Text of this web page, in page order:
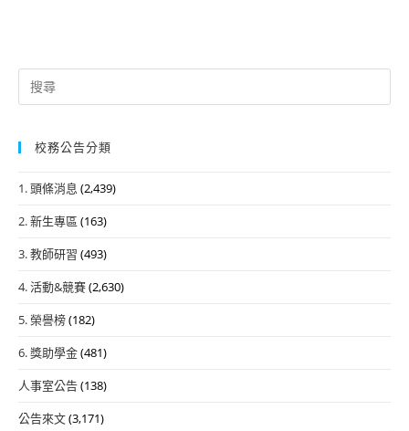
Search
for:
校務公告分類
1. 頭條消息 (2,439)
2. 新生專區 (163)
3. 教師研習 (493)
4. 活動&競賽(2,630)
5. 榮譽榜(182)
6. 獎助學金(481)
人事室公告(138)
公告來文(3,171)